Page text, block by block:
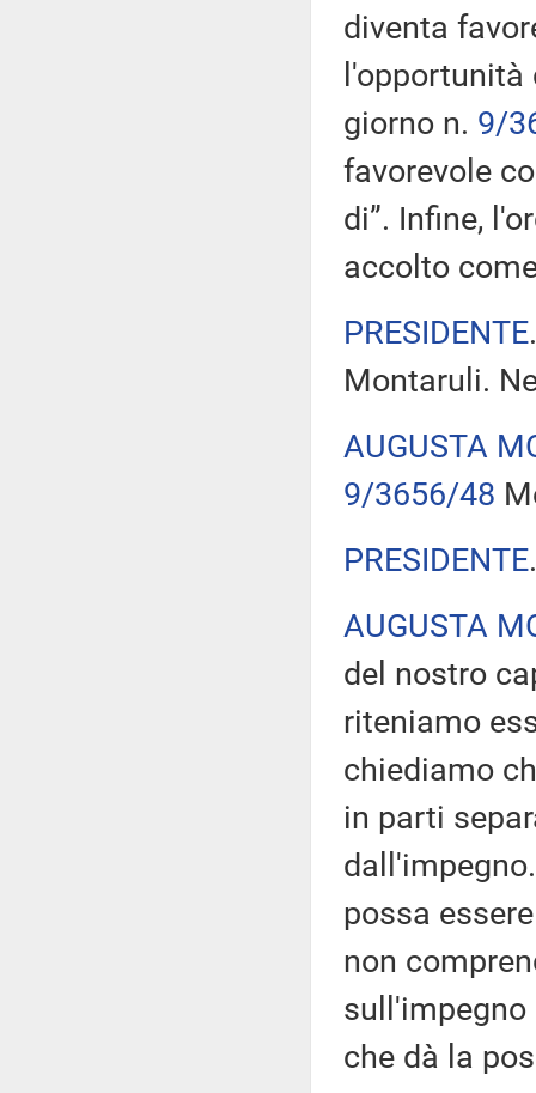
diventa
giorno n. 9/
favorevole
di”. Infine,
accolto
PRESIDENTE
Montaruli.
AUGUSTA
9/3656/48
PRESIDENTE
AUGUSTA
del nostro
riteniamo
chiediamo
in parti
possa
non
sull'impegno
che dà la